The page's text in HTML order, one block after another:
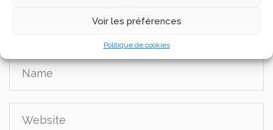
Voir les préférences
Politique de cookies